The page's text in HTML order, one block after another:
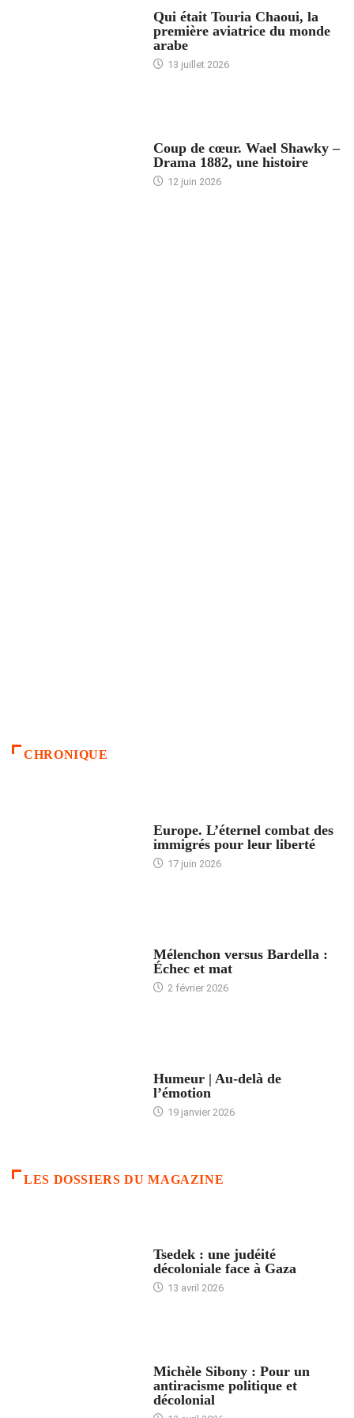
Qui était Touria Chaoui, la
première aviatrice du monde
arabe
13 juillet 2026
Coup de cœur. Wael Shawky –
Drama 1882, une histoire
12 juin 2026
CHRONIQUE
Europe. L’éternel combat des
immigrés pour leur liberté
17 juin 2026
Mélenchon versus Bardella :
Échec et mat
2 février 2026
Humeur | Au-delà de
l’émotion
19 janvier 2026
LES DOSSIERS DU MAGAZINE
Tsedek : une judéité
décoloniale face à Gaza
13 avril 2026
Michèle Sibony : Pour un
antiracisme politique et
décolonial